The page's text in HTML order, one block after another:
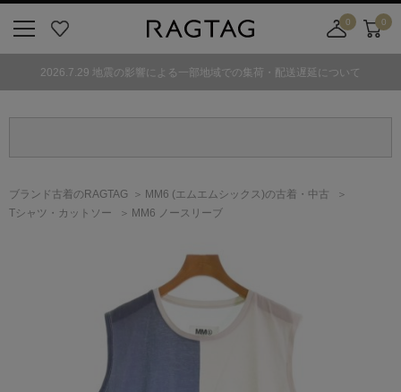
気
0
舗
カ
ト
0
2026.7.29 地震の影響による一部地域での集荷・配送遅延について
ブランド古着のRAGTAG MM6 (エムエムシックス)の古着・中古
Tシャツ・カットソー
MM6 ノースリーブ